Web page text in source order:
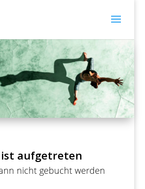
ist aufgetreten
nicht gebucht werden